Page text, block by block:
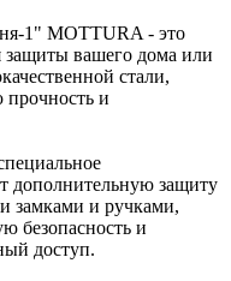
1" MOTTURA - это
защиты вашего дома или
стали,
прочность и
дополнительную защиту
замками и ручками,
безопасность и
доступ.